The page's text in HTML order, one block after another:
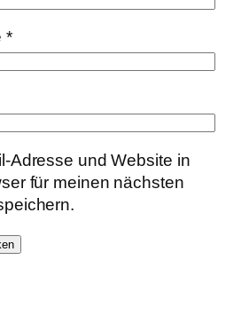
*
Adresse und Website in
für meinen nächsten